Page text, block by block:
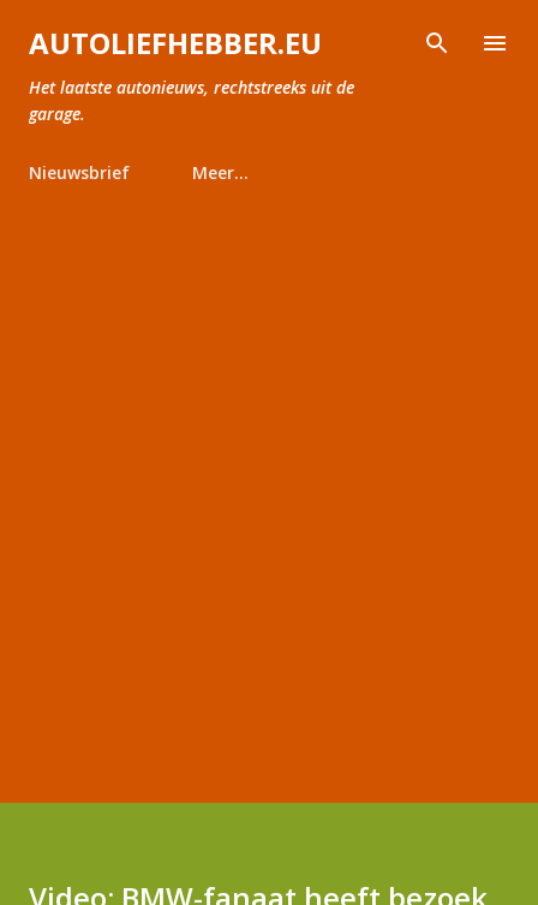
Doorgaan naar hoofdcontent
AUTOLIEFHEBBER.EU
Het laatste autonieuws, rechtstreeks uit de
garage.
Nieuwsbrief Meer…